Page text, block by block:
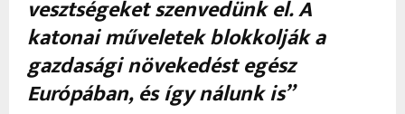
vesztségeket szenvedünk el. A
katonai műveletek blokkolják a
gazdasági növekedést egész
Európában, és így nálunk is”